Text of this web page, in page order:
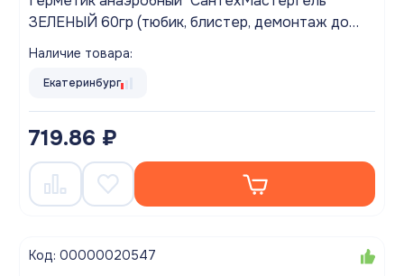
ЗЕЛЕНЫЙ 60гр (тюбик, блистер, демонтаж до
1,5")
Наличие товара:
Екатеринбург
719.86 ₽
Код: 00000020547